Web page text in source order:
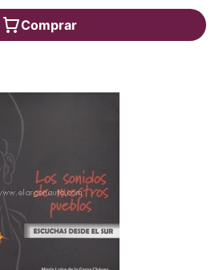
Comprar